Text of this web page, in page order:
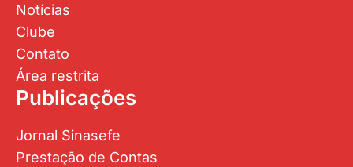
Notícias
Clube
Contato
Área restrita
Publicações
Jornal Sinasefe
Prestação de Contas